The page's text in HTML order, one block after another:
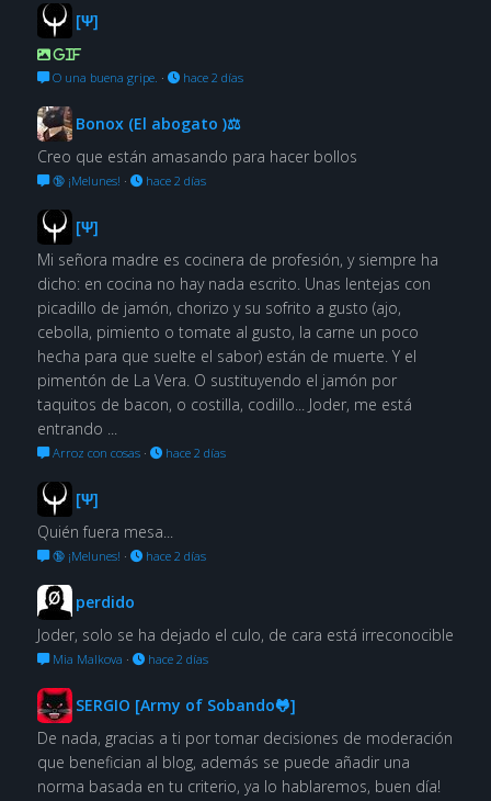
[Ψ]
GIF
O una buena gripe. · hace 2 días
Bonox (El abogato )⚖
Creo que están amasando para hacer bollos
🔞 ¡Melunes! · hace 2 días
[Ψ]
Mi señora madre es cocinera de profesión, y siempre ha
dicho: en cocina no hay nada escrito. Unas lentejas con
picadillo de jamón, chorizo y su sofrito a gusto (ajo,
cebolla, pimiento o tomate al gusto, la carne un poco
hecha para que suelte el sabor) están de muerte. Y el
pimentón de La Vera. O sustituyendo el jamón por
taquitos de bacon, o costilla, codillo... Joder, me está
entrando ...
Arroz con cosas· hace 2 días
[Ψ]
Quién fuera mesa...
🔞 ¡Melunes! · hace 2 días
perdido
Joder, solo se ha dejado el culo, de cara está irreconocible
Mia Malkova · hace 2 días
SERGIO [Army of Sobando🐸]
De nada, gracias a ti por tomar decisiones de moderación
que benefician al blog, además se puede añadir una
norma basada en tu criterio, ya lo hablaremos, buen día!